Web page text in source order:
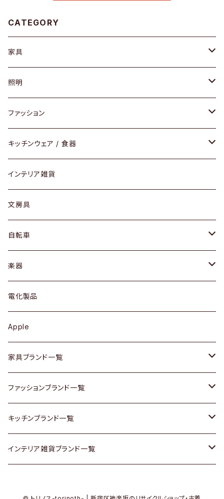
CATEGORY
家具
ソファ / ベンチ
チェア / スツール
ダイニングセット / ダイニングテーブル
ローテーブル / サイドテーブル
デスク / コンソール
ドレッサー
シェルフ
キュリオケース / 飾り棚
カップボード / 食器棚
チェスト
その他家具
Vintageヴィンテージ / Antiqueアンティーク
Designers / デザイナーズ
照明
ペンダントライト
テーブルランプ / デスクスタンド
フロアライト
ファッション
アクセサリー
リング
ピアス / イヤリング
財布
バッグ
アウター
トップス
ワンピース
ボトムス
靴
スカーフ
腕時計
Vintage / ヴィンテージ
キッチンウェア / 食器
グラス / タンブラー
カップ / マグ
プレート / ボウル
カトラリー
ケトル / ティーポット
鍋 / フライパン
Vintage / ヴィンテージ
銀製品
和物 / 作家物
その他キッチン雑貨
インテリア雑貨
文房具
自転車
dahon
楽器
ギター
ベース
その他楽器
電化製品
Apple
家具ブランド一覧
ACME Furniture / アクメ ファニチャー
ACTUS / アクタス
arflex / アルフレックス
ファッションブランド一覧
agnes b / アニエス ベー
BALLY / バリー
キッチンブランド一覧
ARABIA / アラビア
インテリア雑貨ブランド一覧